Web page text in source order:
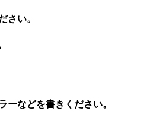
さい。
などを書きください。